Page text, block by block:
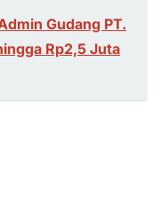
Gudang PT.
Rp2,5 Juta